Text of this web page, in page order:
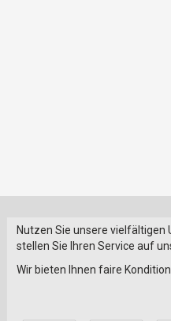
Nutzen Sie unsere vielfältigen
stellen Sie Ihren Service auf
Wir bieten Ihnen faire